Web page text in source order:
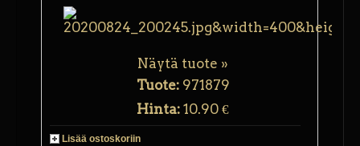
Näytä tuote »
Tuote: 971879
Hinta:10.90 €
Lisää ostoskoriin